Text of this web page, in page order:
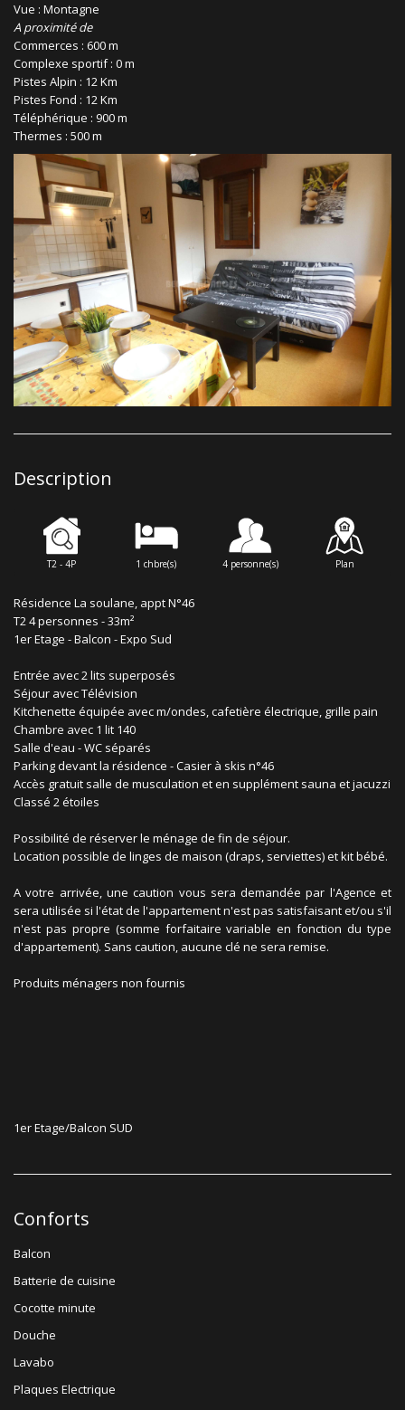
Vue : Montagne
A proximité de
Commerces : 600 m
Complexe sportif : 0 m
Pistes Alpin : 12 Km
Pistes Fond : 12 Km
Téléphérique : 900 m
Thermes : 500 m
Description
T2 - 4P 1 chbre(s) 4 personne(s) Plan
Résidence La soulane, appt N°46
T2 4 personnes - 33m²
1er Etage - Balcon - Expo Sud
Entrée avec 2 lits superposés
Séjour avec Télévision
Kitchenette équipée avec m/ondes, cafetière électrique, grille pain
Chambre avec 1 lit 140
Salle d'eau - WC séparés
Parking devant la résidence - Casier à skis n°46
Accès gratuit salle de musculation et en supplément sauna et jacuzzi
Classé 2 étoiles
Possibilité de réserver le ménage de fin de séjour.
Location possible de linges de maison (draps, serviettes) et kit bébé.
A votre arrivée, une caution vous sera demandée par l'Agence et
sera utilisée si l'état de l'appartement n'est pas satisfaisant et/ou s'il
n'est pas propre (somme forfaitaire variable en fonction du type
d'appartement). Sans caution, aucune clé ne sera remise.
Produits ménagers non fournis
1er Etage/Balcon SUD
Conforts
Balcon
Batterie de cuisine
Cocotte minute
Douche
Lavabo
Plaques Electrique